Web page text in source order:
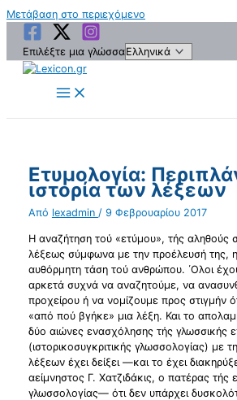
Μετάβαση στο περιεχόμενο
Επιλέξτε μια γλώσσα
Ετυμολογία:
ιστορία των λέξεων
Από lexadmin / 9 Φεβρουαρίου 2017
Η αναζήτηση τού «ετύμου», τής αληθούς
λέξεως σύμφωνα με την προέλευσή της, η
αυθόρμητη τάση τού ανθρώπου. ΄Ολοι
αρκετά συχνά να αναζητούμε, να
προχείρου ή να νομίζουμε προς στιγμήν
«από πού βγήκε» μια λέξη. Και το
δύο αιώνες ενασχόλησης τής γλωσσικής
(ιστορικοσυγκριτικής γλωσσολογίας) με
λέξεων έχει δείξει —και το έχει
αείμνηστος Γ. Χατζιδάκις, ο πατέρας τής
γλωσσολογίας— ότι δεν υπάρχει